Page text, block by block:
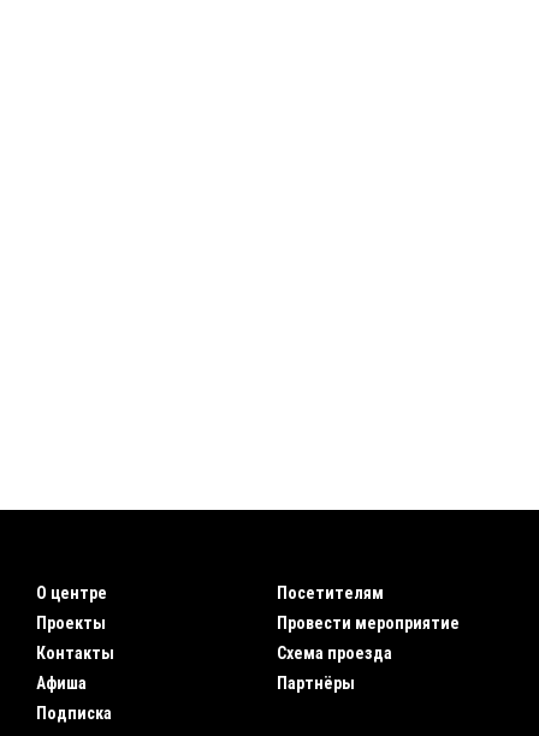
О центре
Проекты
Контакты
Афиша
Подписка
Посетителям
Провести мероприятие
Схема проезда
Партнёры